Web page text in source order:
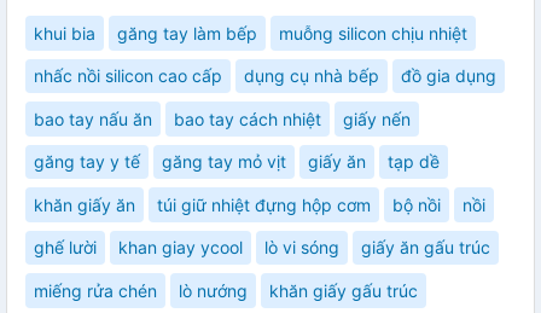
khui bia găng tay làm bếp muỗng silicon chịu nhiệt
nhấc nồi silicon cao cấp dụng cụ nhà bếp đồ gia dụng
bao tay nấu ăn bao tay cách nhiệt giấy nến
găng tay y tế găng tay mỏ vịt giấy ăn tạp dề
khăn giấy ăn túi giữ nhiệt đựng hộp cơm bộ nồi nồi
ghế lười khan giay ycool lò vi sóng giấy ăn gấu trúc
miếng rửa chén lò nướng khăn giấy gấu trúc